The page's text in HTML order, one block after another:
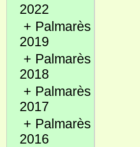
2022
+ Palmarès
2019
+ Palmarès
2018
+ Palmarès
2017
+ Palmarès
2016